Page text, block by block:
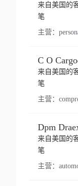
来自美国的
笔
主营：
C O
来自美国的
笔
主营：
来自美国的
笔
主营：